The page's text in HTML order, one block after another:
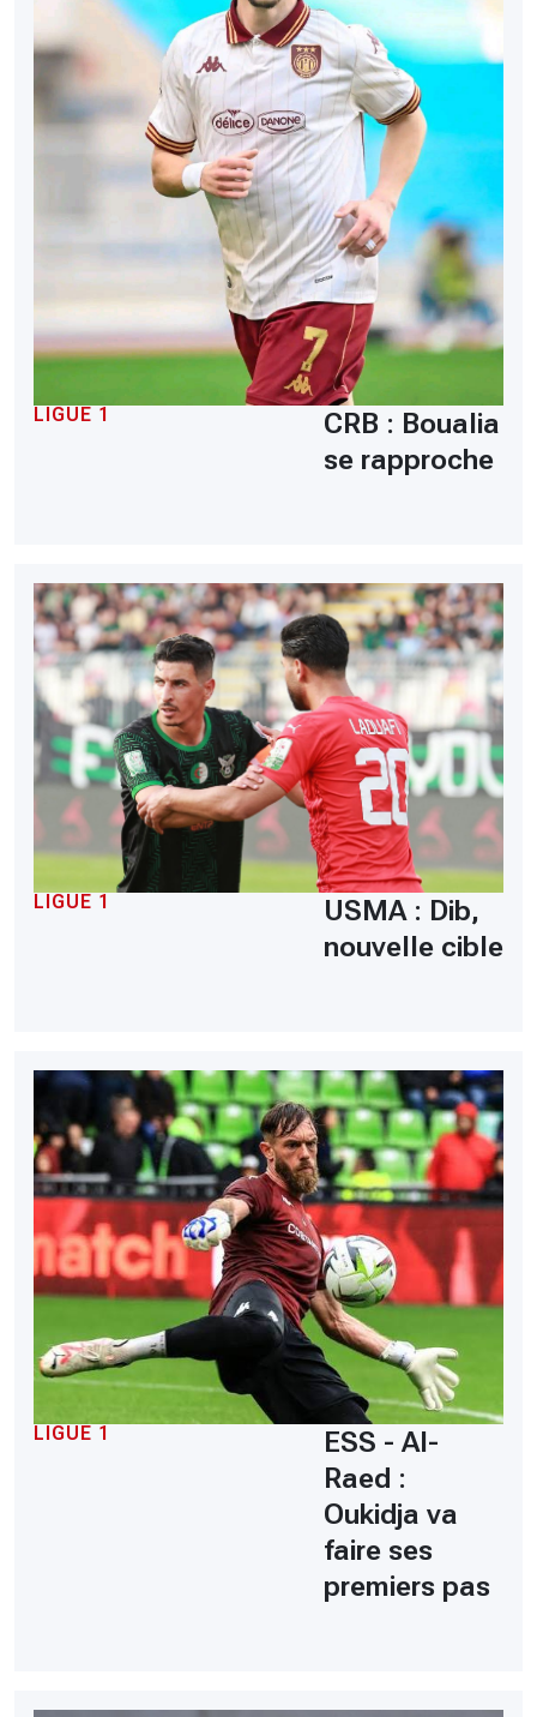
LIGUE 1
CRB : Boualia
se rapproche
LIGUE 1
USMA : Dib,
nouvelle cible
LIGUE 1
ESS - Al-
Raed :
Oukidja va
faire ses
premiers pas